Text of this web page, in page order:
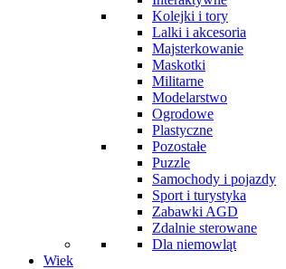
Kolejki i tory
Lalki i akcesoria
Majsterkowanie
Maskotki
Militarne
Modelarstwo
Ogrodowe
Plastyczne
Pozostałe
Puzzle
Samochody i pojazdy
Sport i turystyka
Zabawki AGD
Zdalnie sterowane
Dla niemowląt
Wiek